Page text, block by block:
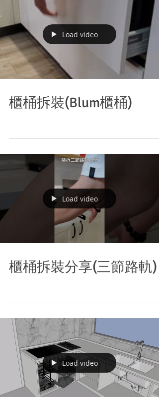
Load video
櫃桶拆裝(Blum櫃桶)
Load video
櫃桶拆裝分享(三節路軌)
Load video